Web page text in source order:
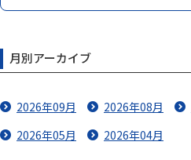
月別アーカイブ
2026年09月 2026年08月
2026年05月
2026年04月